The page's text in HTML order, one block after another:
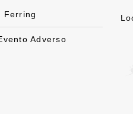
Ferring
Adverso